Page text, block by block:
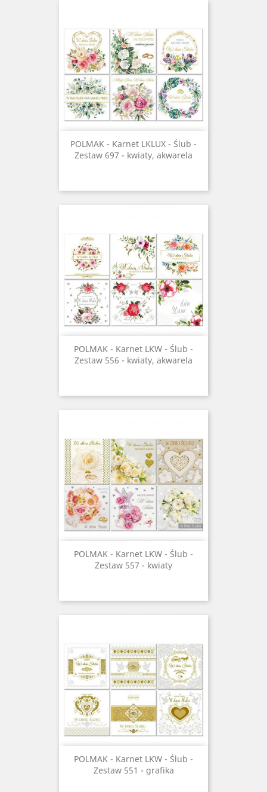
POLMAK - Karnet LKLUX - Ślub -
Zestaw 697 - kwiaty, akwarela
POLMAK - Karnet LKW - Ślub -
Zestaw 556 - kwiaty, akwarela
POLMAK - Karnet LKW - Ślub -
Zestaw 557 - kwiaty
POLMAK - Karnet LKW - Ślub -
Zestaw 551 - grafika